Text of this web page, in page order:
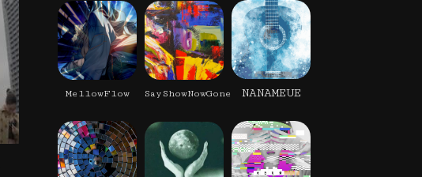
MellowFlow SayShowNowGone NANAMEUE